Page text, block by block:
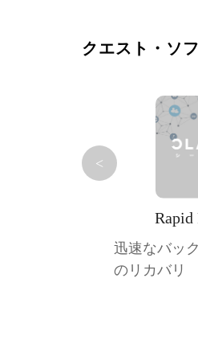
クエスト・ソ
Rapid
迅速なバッ
のリカバリ
<